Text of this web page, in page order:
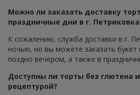
Можно ли заказать доставку
праздничные дни в г.
К сожалению, служба доставки в г.
ночью, но вы можете заказать букет
поздно вечером, а также в
Доступны ли торты без глютена
рецептурой?